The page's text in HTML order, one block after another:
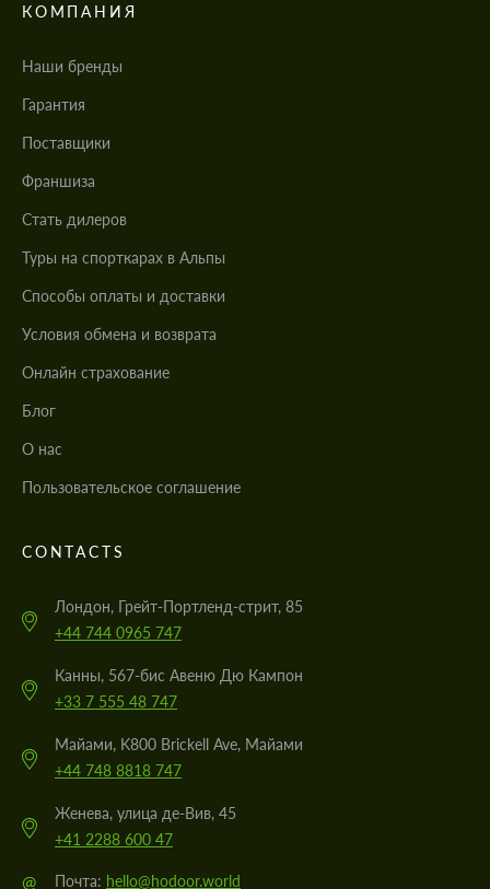
КОМПАНИЯ
Наши бренды
Гарантия
Поставщики
Франшиза
Стать дилеров
Туры на спорткарах в Альпы
Cпособы оплаты и доставки
Условия обмена и возврата
Онлайн страхование
Блог
О нас
Пользовательское соглашение
CONTACTS
Лондон, Грейт-Портленд-стрит, 85
+44 744 0965 747
Канны, 567-бис Авеню Дю Кампон
+33 7 555 48 747
Майами, K800 Brickell Ave, Майами
+44 748 8818 747
Женева, улица де-Вив, 45
+41 2288 600 47
@ Почта: hello@hodoor.world